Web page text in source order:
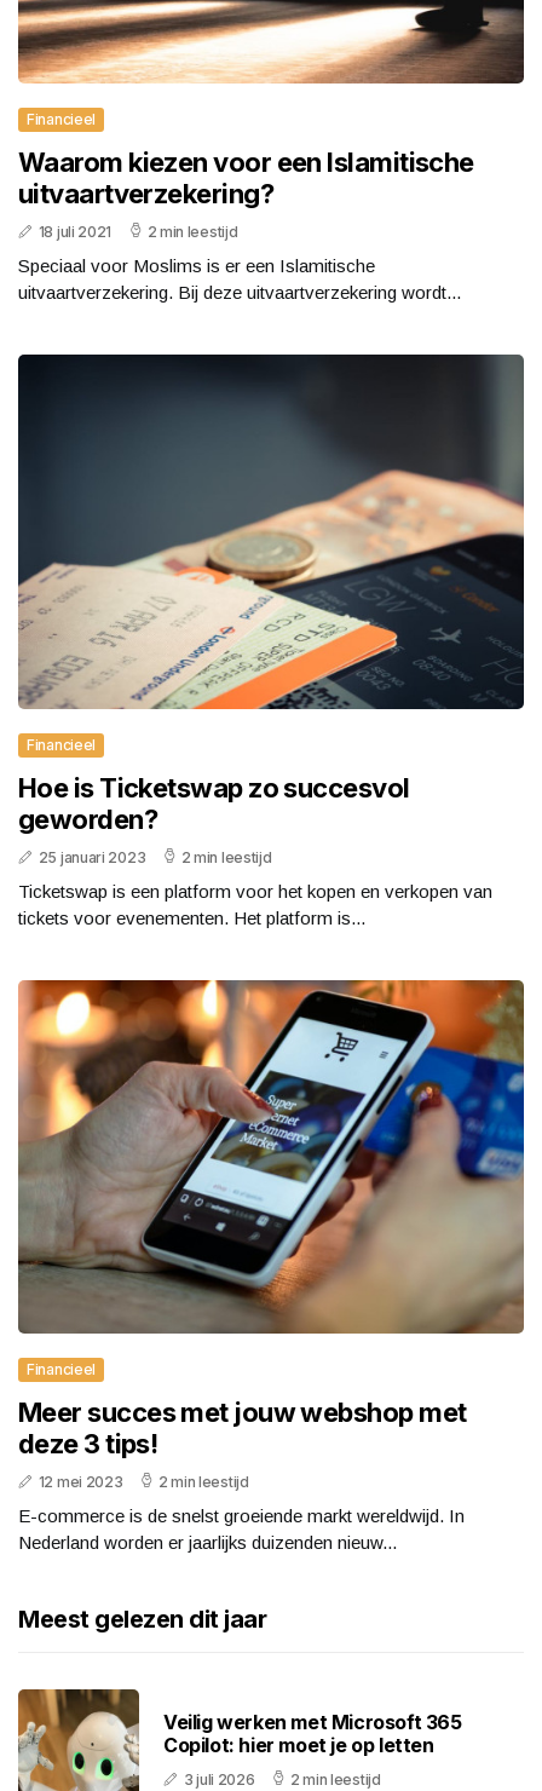
Financieel
Waarom kiezen voor een Islamitische
uitvaartverzekering?
18 juli 2021 2 min leestijd
Speciaal voor Moslims is er een Islamitische
uitvaartverzekering. Bij deze uitvaartverzekering wordt...
Financieel
Hoe is Ticketswap zo succesvol
geworden?
25 januari 2023 2 min leestijd
Ticketswap is een platform voor het kopen en verkopen van
tickets voor evenementen. Het platform is...
Financieel
Meer succes met jouw webshop met
deze 3 tips!
12 mei 2023 2 min leestijd
E-commerce is de snelst groeiende markt wereldwijd. In
Nederland worden er jaarlijks duizenden nieuw...
Meest gelezen dit jaar
Veilig werken met Microsoft 365
Copilot: hier moet je op letten
3 juli 2026 2 min leestijd